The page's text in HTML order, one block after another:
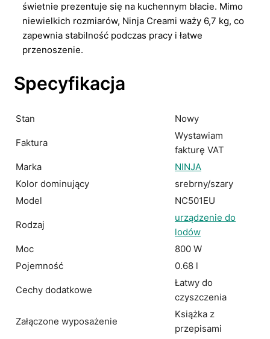
świetnie prezentuje się na kuchennym blacie. Mimo
niewielkich rozmiarów, Ninja Creami waży 6,7 kg, co
zapewnia stabilność podczas pracy i łatwe
przenoszenie.
Specyfikacja
Stan Nowy
Faktura
Wystawiam
fakturę VAT
Marka
NINJA
Kolor dominujący
srebrny/szary
Model
NC501EU
Rodzaj
urządzenie do
lodów
Moc
800 W
Pojemność
0.68 l
Cechy dodatkowe
Łatwy do
czyszczenia
Załączone wyposażenie
Książka z
przepisami